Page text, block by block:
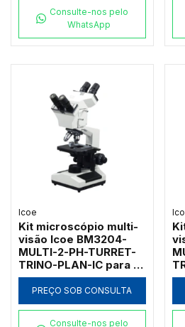
Consulte-nos pelo
WhatsApp
Icoe
Kit microscópio multi-
visão Icoe BM3204-
MULTI-2-PH-TURRET-
TRINO-PLAN-IC para 2
observadores com
contraste de fase
turret e
PREÇO SOB CONSULTA
Consulte-nos pelo